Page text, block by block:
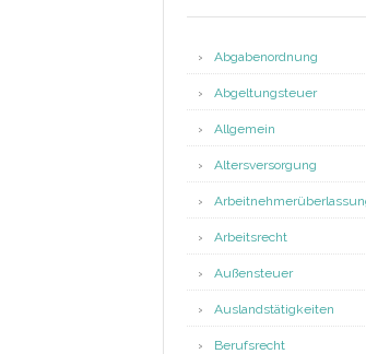
Abgabenordnung
Abgeltungsteuer
Allgemein
Altersversorgung
Arbeitsrecht
Außensteuer
Auslandstätigkeiten
Berufsrecht